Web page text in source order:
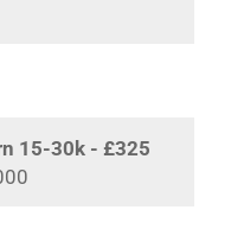
15-30k - £325